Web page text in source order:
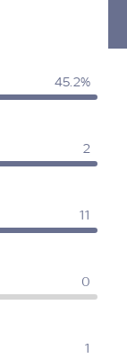
45.2%
2
11
0
1